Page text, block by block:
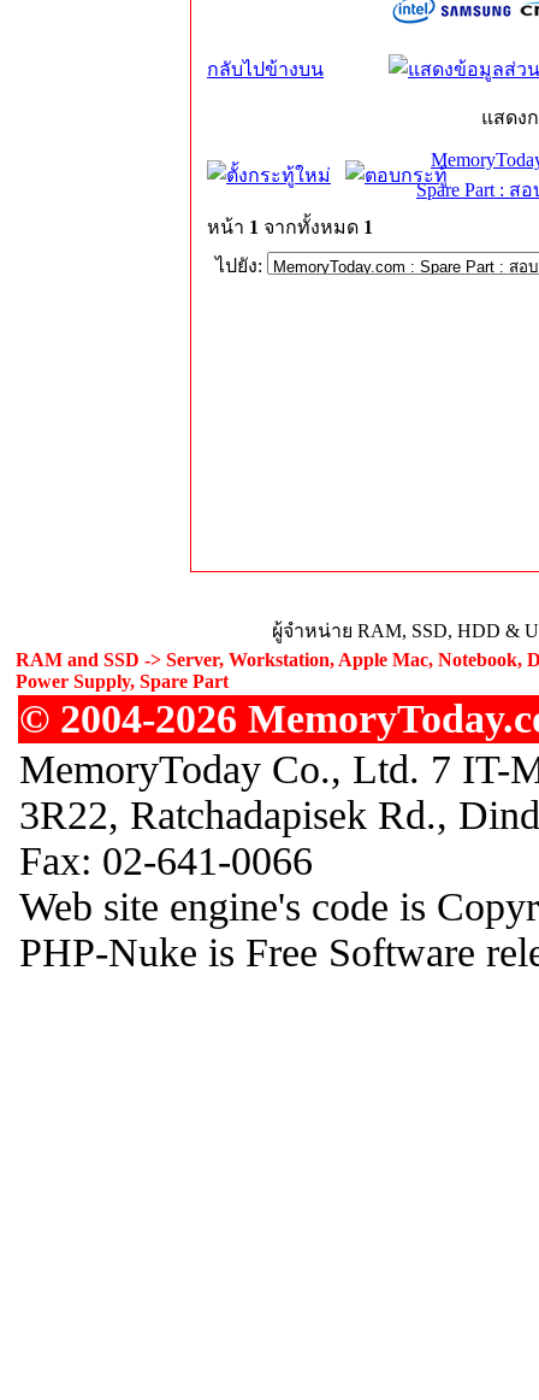
กลับไปข้างบน
แสดง
Spare Part : ส
หน้า 1 จากทั้งหมด 1
ไปยัง:
ผู้จำหน่าย RAM, SSD, HDD &
RAM and SSD -> Server, Workstation, Apple Mac, Notebook,
Power Supply, Spare Part
© 2004-2026
MemoryToday Co., Ltd. 7 IT-
3R22, Ratchadapisek Rd.,
Fax: 02-641-0066
Web site engine's code is
PHP-Nuke is Free Software